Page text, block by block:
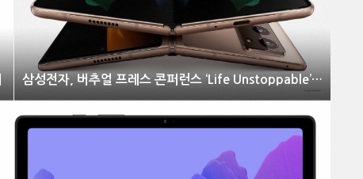
삼성전자, 버추얼 프레스 콘퍼런스 ‘Life Unstoppable’ 개최